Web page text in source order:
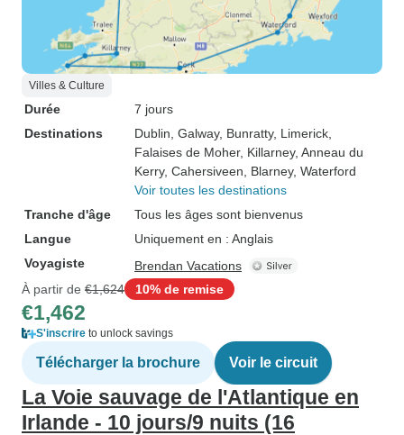
Villes & Culture
Durée
7 jours
Destinations
Dublin , Galway, Bunratty, Limerick
Falaises de Moher, Killarney, Anneau du
Kerry, Cahersiveen , Blarney, Waterford
Voir toutes les destinations
Tranche d'âge
Tous les âges sont bienvenus
Langue
Uniquement en : Anglais
Voyagiste
Brendan Vacations
À partir de €1,624 10% de remise
€1,462
S'inscrire to unlock savings
Télécharger la brochure Voir le circuit
La Voie sauvage de l'Atlantique en
Irlande - 10 jours/9 nuits (16